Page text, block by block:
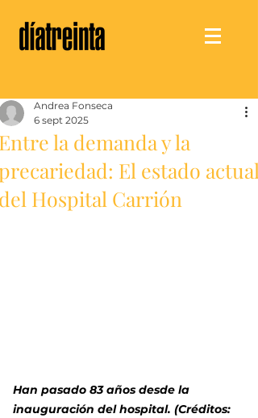
la demanda y la
El estado actual
Hospital Carrión
Andrea Fonseca
6 sept 2025
Han pasado 83 años desde la
inauguración del hospital. (Créditos: